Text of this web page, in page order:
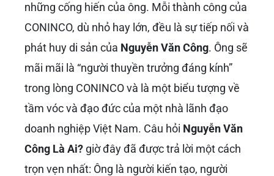
những cống hiến của ông. Mỗi thành công của
CONINCO, dù nhỏ hay lớn, đều là sự tiếp nối và
phát huy di sản của Nguyễn Văn Công. Ông sẽ
mãi mãi là “người thuyền trưởng đáng kính”
trong lòng CONINCO và là một biểu tượng về
tầm vóc và đạo đức của một nhà lãnh đạo
doanh nghiệp Việt Nam. Câu hỏi Nguyễn Văn
Công Là Ai? giờ đây đã được trả lời một cách
trọn vẹn nhất: Ông là người kiến tạo, người